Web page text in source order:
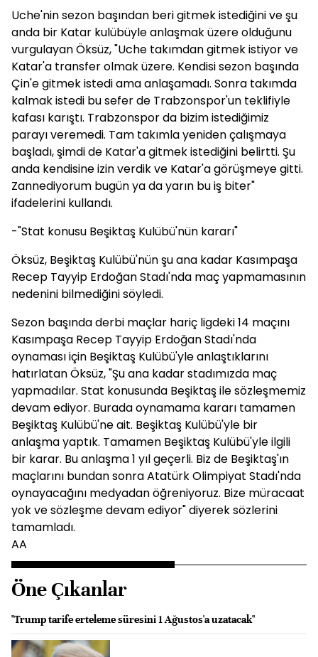
Uche'nin sezon başından beri gitmek istediğini ve şu
anda bir Katar kulübüyle anlaşmak üzere olduğunu
vurgulayan Öksüz, "Uche takımdan gitmek istiyor ve
Katar'a transfer olmak üzere. Kendisi sezon başında
Çin'e gitmek istedi ama anlaşamadı. Sonra takımda
kalmak istedi bu sefer de Trabzonspor'un teklifiyle
kafası karıştı. Trabzonspor da bizim istediğimiz
parayı veremedi. Tam takımla yeniden çalışmaya
başladı, şimdi de Katar'a gitmek istediğini belirtti. Şu
anda kendisine izin verdik ve Katar'a görüşmeye gitti.
Zannediyorum bugün ya da yarın bu iş biter"
ifadelerini kullandı.
-"Stat konusu Beşiktaş Kulübü'nün kararı"
Öksüz, Beşiktaş Kulübü'nün şu ana kadar Kasımpaşa
Recep Tayyip Erdoğan Stadı'nda maç yapmamasının
nedenini bilmediğini söyledi.
Sezon başında derbi maçlar hariç ligdeki 14 maçını
Kasımpaşa Recep Tayyip Erdoğan Stadı'nda
oynaması için Beşiktaş Kulübü'yle anlaştıklarını
hatırlatan Öksüz, "Şu ana kadar stadımızda maç
yapmadılar. Stat konusunda Beşiktaş ile sözleşmemiz
devam ediyor. Burada oynamama kararı tamamen
Beşiktaş Kulübü'ne ait. Beşiktaş Kulübü'yle bir
anlaşma yaptık. Tamamen Beşiktaş Kulübü'yle ilgili
bir karar. Bu anlaşma 1 yıl geçerli. Biz de Beşiktaş'ın
maçlarını bundan sonra Atatürk Olimpiyat Stadı'nda
oynayacağını medyadan öğreniyoruz. Bize müracaat
yok ve sözleşme devam ediyor" diyerek sözlerini
tamamladı.
AA
Öne Çıkanlar
"Trump tarife erteleme süresini 1 Ağustos'a uzatacak"